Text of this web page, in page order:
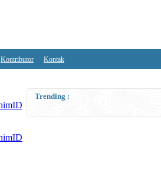
Kontributor Kontak
Trending : Dimash Kudaibergen: